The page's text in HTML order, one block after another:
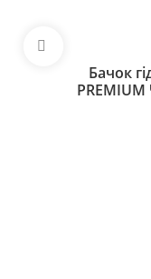
Бачок
PREMIUM